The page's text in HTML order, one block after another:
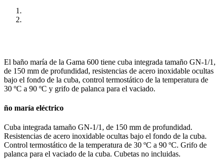
El baño maría de la Gama 600 tiene cuba integrada tamaño GN-1/1,
de 150 mm de profundidad, resistencias de acero inoxidable ocultas
bajo el fondo de la cuba, control termostático de la temperatura de
30 ºC a 90 ºC y grifo de palanca para el vaciado.
ño maría eléctrico
Cuba integrada tamaño GN-1/1, de 150 mm de profundidad.
Resistencias de acero inoxidable ocultas bajo el fondo de la cuba.
Control termostático de la temperatura de 30 ºC a 90 ºC. Grifo de
palanca para el vaciado de la cuba. Cubetas no incluidas.